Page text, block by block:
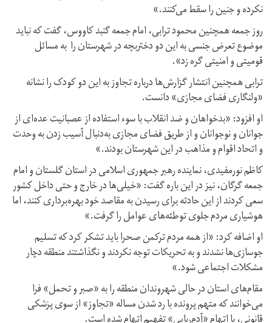
نکرده و جنین را سقط می‌کنند.»
روز جمعه همچنین محمود ترابی، امام جمعه گنبد کاووس، گفت که نباید
موضوع تعرض جنسی به این دو دختربچه در شهرستان را به مسائل
قومیتی و امنیتی گره زد».
ترابی همچنین انتشار گزارش‌ها درباره تجاوز به این دو کودک را نشانه
«ولنگاری فضای مجازی» دانست.
او افزود: «بدخواهان و ضد انقلاب با سوء استفاده از عصبانیت عده‌ای از
جوانان و نوجوانان و از طریق فضای مجازی به‌دنبال آسیب زدن به وحدت
و اتحاد اقوام و مذاهب در این شهرستان بودند.»
کاظم نورمفیدی، نماینده رهبر جمهوری اسلامی در استان گلستان و امام
جمعه گرگان، نیز در این باره گفت: «خیلی‌ها در خارج و حتی داخل کشور
سعی کردند از این حادثه برای رسیدن به مقاصد خود بهره‌برداری کنند، اما
هوشیاری مردم جلوی توطئه‌های عوامل را گرفت.»
او اضافه کرد: «از همه مردم ترکمن صحرا باید تشکر کرد که تسلیم
جوسازی‌ها نشدند و به تحریکات توجه نکردند و نگذاشتند منطقه دچار
مشکلات اجتماعی شود.»
مقام‌های استان در حالی شهروندان منطقه را به «صبر و تحمل» فرا
می‌خوانند که متهم پرونده با رد شدن مساله «تجاوز» از سوی پزشکی